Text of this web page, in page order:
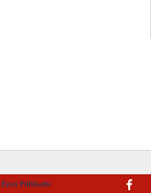
Eesti Piibliselts